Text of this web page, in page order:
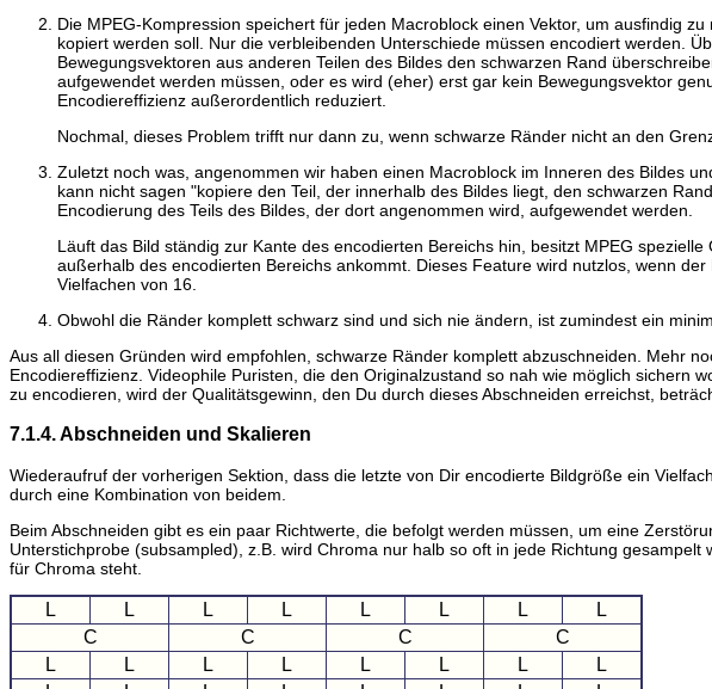
Die MPEG-Kompression speichert für jeden Macroblock einen Vektor, um ausfindig
kopiert werden soll. Nur die verbleibenden Unterschiede müssen encodiert werden.
Bewegungsvektoren aus anderen Teilen des Bildes den schwarzen Rand
aufgewendet werden müssen, oder es wird (eher) erst gar kein Bewegungsvektor
Encodiereffizienz außerordentlich reduziert.
Nochmal, dieses Problem trifft nur dann zu, wenn schwarze Ränder nicht an den
Zuletzt noch was, angenommen wir haben einen Macroblock im Inneren des Bildes
kann nicht sagen "kopiere den Teil, der innerhalb des Bildes liegt, den schwarzen
Encodierung des Teils des Bildes, der dort angenommen wird, aufgewendet werden.
Läuft das Bild ständig zur Kante des encodierten Bereichs hin, besitzt MPEG
außerhalb des encodierten Bereichs ankommt. Dieses Feature wird nutzlos, wenn
Vielfachen von 16.
Obwohl die Ränder komplett schwarz sind und sich nie ändern, ist zumindest ein
Aus all diesen Gründen wird empfohlen, schwarze Ränder komplett abzuschneiden. Mehr
Encodiereffizienz. Videophile Puristen, die den Originalzustand so nah wie möglich
zu encodieren, wird der Qualitätsgewinn, den Du durch dieses Abschneiden erreichst,
7.1.4. Abschneiden und Skalieren
Wiederaufruf der vorherigen Sektion, dass die letzte von Dir encodierte Bildgröße ein
durch eine Kombination von beidem.
Beim Abschneiden gibt es ein paar Richtwerte, die befolgt werden müssen, um eine
Unterstichprobe (subsampled), z.B. wird Chroma nur halb so oft in jede Richtung
für Chroma steht.
L L L L L L L
L
C
C C
C
L
L L L L L L
L